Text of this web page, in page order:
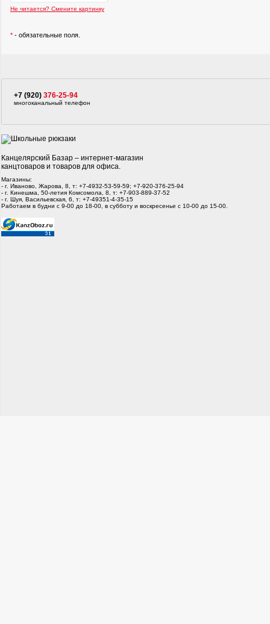
Не читается? Смените картинку
* - обязательные поля.
+7 (920) 376-25-94
многоканальный телефон
Канцелярский Базар – интернет-магазин
канцтоваров и товаров для офиса.
Магазины:
- г. Иваново, Жарова, 8, т: +7-4932-53-59-59; +7-920-376-25-94
- г. Кинешма, 50-летия Комсомола, 8, т: +7-903-889-37-52
- г. Шуя, Васильевская, 6, т: +7-49351-4-35-15
Работаем в будни с 9-00 до 18-00, в субботу и воскресенье с 10-00 до 15-00.